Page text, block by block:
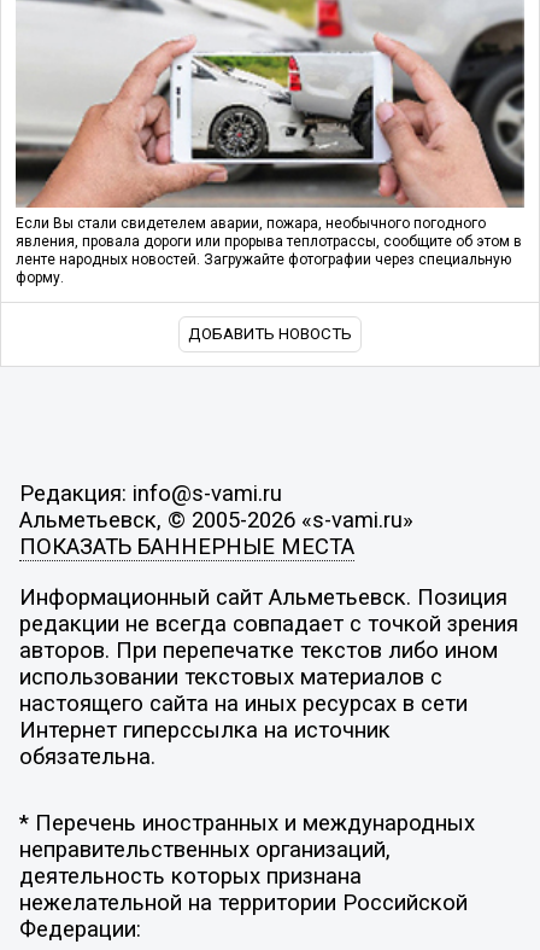
Если Вы стали свидетелем аварии, пожара, необычного погодного
явления, провала дороги или прорыва теплотрассы, сообщите об этом в
ленте народных новостей. Загружайте фотографии через специальную
форму.
ДОБАВИТЬ НОВОСТЬ
Редакция: info@s-vami.ru
Альметьевск, © 2005-2026 «s-vami.ru»
ПОКАЗАТЬ БАННЕРНЫЕ МЕСТА
Информационный сайт Альметьевск. Позиция
редакции не всегда совпадает с точкой зрения
авторов. При перепечатке текстов либо ином
использовании текстовых материалов с
настоящего сайта на иных ресурсах в сети
Интернет гиперссылка на источник
обязательна.
* Перечень иностранных и международных
неправительственных организаций,
деятельность которых признана
нежелательной на территории Российской
Федерации: